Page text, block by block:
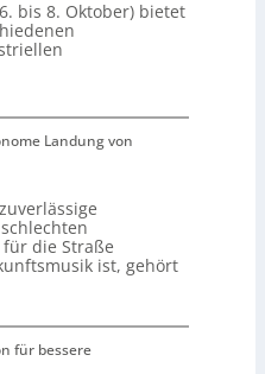
bis 8. Oktober) bietet
Landung von
die Straße
ist, gehört
für bessere